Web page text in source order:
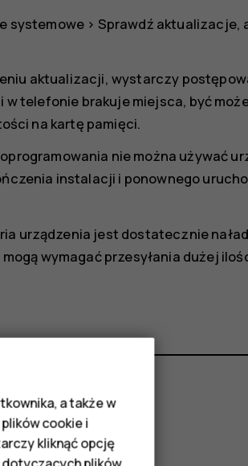
systemowe > Sprawdź aktualizacje,
aktualizacji, wystarczy
telefonie brakuje miejsca, być
na kartę pamięci.
nie można używać
instalacji i ponownego
urządzenia jest dostatecznie
wymagać przesyłania dużej
a także w
cookie i
kliknąć opcję